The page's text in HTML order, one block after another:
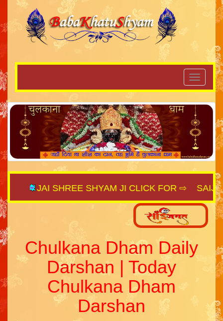
JAI SHREE SHYAM JI CLICK FOR ⇨
Chulkana Dham Daily
Darshan | Today
Chulkana Dham
Darshan